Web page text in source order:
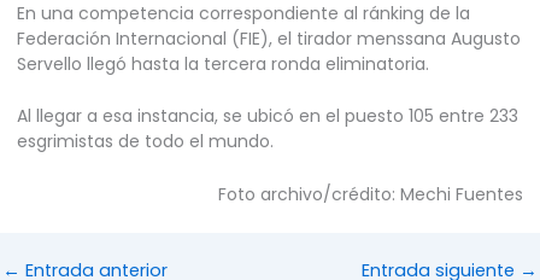
En una competencia correspondiente al ránking de la
Federación Internacional (FIE), el tirador menssana Augusto
Servello llegó hasta la tercera ronda eliminatoria.
Al llegar a esa instancia, se ubicó en el puesto 105 entre 233
esgrimistas de todo el mundo.
Foto archivo/crédito: Mechi Fuentes
← Entrada anterior Entrada siguiente →